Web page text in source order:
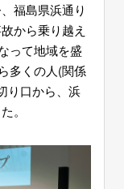
福島県浜通り
から乗り越え
って地域を盛
多くの人(関係
り口から、浜
。